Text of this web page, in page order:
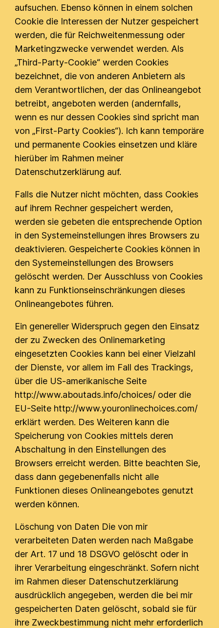
aufsuchen. Ebenso können in einem solchen
Cookie die Interessen der Nutzer gespeichert
werden, die für Reichweitenmessung oder
Marketingzwecke verwendet werden. Als
„Third-Party-Cookie“ werden Cookies
bezeichnet, die von anderen Anbietern als
dem Verantwortlichen, der das Onlineangebot
betreibt, angeboten werden (andernfalls,
wenn es nur dessen Cookies sind spricht man
von „First-Party Cookies“). Ich kann temporäre
und permanente Cookies einsetzen und kläre
hierüber im Rahmen meiner
Datenschutzerklärung auf.
Falls die Nutzer nicht möchten, dass Cookies
auf ihrem Rechner gespeichert werden,
werden sie gebeten die entsprechende Option
in den Systemeinstellungen ihres Browsers zu
deaktivieren. Gespeicherte Cookies können in
den Systemeinstellungen des Browsers
gelöscht werden. Der Ausschluss von Cookies
kann zu Funktionseinschränkungen dieses
Onlineangebotes führen.
Ein genereller Widerspruch gegen den Einsatz
der zu Zwecken des Onlinemarketing
eingesetzten Cookies kann bei einer Vielzahl
der Dienste, vor allem im Fall des Trackings,
über die US-amerikanische Seite
http://www.aboutads.info/choices/ oder die
EU-Seite http://www.youronlinechoices.com/
erklärt werden. Des Weiteren kann die
Speicherung von Cookies mittels deren
Abschaltung in den Einstellungen des
Browsers erreicht werden. Bitte beachten Sie,
dass dann gegebenenfalls nicht alle
Funktionen dieses Onlineangebotes genutzt
werden können.
Löschung von Daten Die von mir
verarbeiteten Daten werden nach Maßgabe
der Art. 17 und 18 DSGVO gelöscht oder in
ihrer Verarbeitung eingeschränkt. Sofern nicht
im Rahmen dieser Datenschutzerklärung
ausdrücklich angegeben, werden die bei mir
gespeicherten Daten gelöscht, sobald sie für
ihre Zweckbestimmung nicht mehr erforderlich